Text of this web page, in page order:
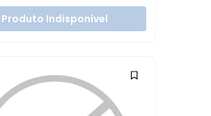
Produto Indisponível